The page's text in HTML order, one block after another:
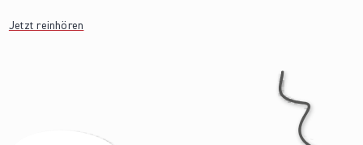
Jetzt reinhören